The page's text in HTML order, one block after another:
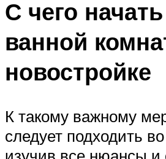
С чего
ванной
новостройке
К такому важному
следует подходить
изучив все нюансы и